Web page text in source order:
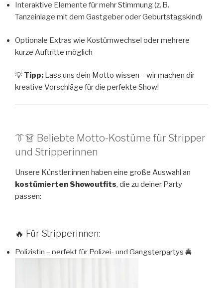
Interaktive Elemente für mehr Stimmung (z. B.
Tanzeinlage mit dem Gastgeber oder Geburtstagskind)
Optionale Extras wie Kostümwechsel oder mehrere
kurze Auftritte möglich
💡 Tipp: Lass uns dein Motto wissen – wir machen dir
kreative Vorschläge für die perfekte Show!
👔👗 Beliebte Motto-Kostüme für Stripper
und Stripperinnen
Unsere Künstler:innen haben eine große Auswahl an
kostümierten Showoutfits, die zu deiner Party
passen:
🔥 Für Stripperinnen:
Polizistin – perfekt für Polizei- und Gangsterpartys 🚔